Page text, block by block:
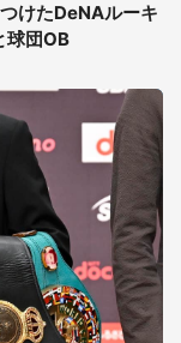
けたDeNAルーキ
球団OB